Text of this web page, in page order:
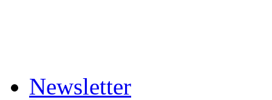
Newsletter